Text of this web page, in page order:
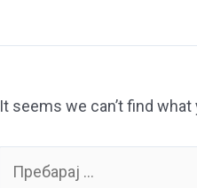
It seems we can’t find
for: